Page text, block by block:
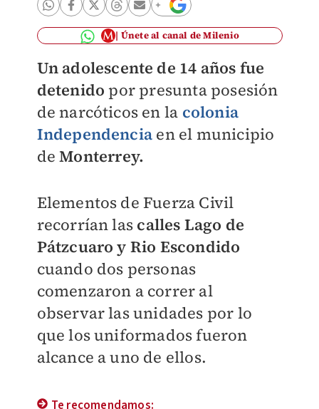
Únete al canal de Milenio
Un adolescente de 14 años fue
detenido por presunta posesión
de narcóticos en la colonia
Independencia en el municipio
deMonterrey.
Elementos de Fuerza Civil
recorrían las calles Lago de
Pátzcuaro y Rio Escondido
cuando dos personas
comenzaron a correr al
observar las unidades por lo
que los uniformados fueron
alcance a uno de ellos.
Te recomendamos: